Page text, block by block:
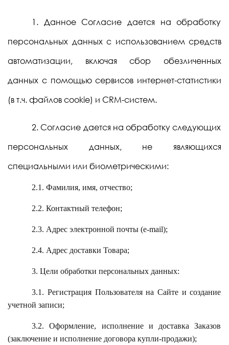
1. Данное Согласие дается на обработку
персональных данных с использованием средств
автоматизации, включая сбор обезличенных
данных с помощью сервисов интернет-статистики
(в т.ч. файлов cookie) и CRM-систем.
2. Согласие дается на обработку следующих
персональных данных, не являющихся
специальными или биометрическими:
2.1. Фамилия, имя, отчество;
2.2. Контактный телефон;
2.3. Адрес электронной почты (e-mail);
2.4. Адрес доставки Товара;
3. Цели обработки персональных данных:
3.1. Регистрация Пользователя на Сайте и создание
учетной записи;
3.2. Оформление, исполнение и доставка Заказов
(заключение и исполнение договора купли-продажи);